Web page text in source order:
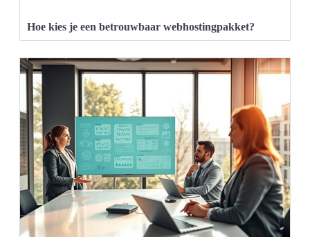
Hoe kies je een betrouwbaar webhostingpakket?